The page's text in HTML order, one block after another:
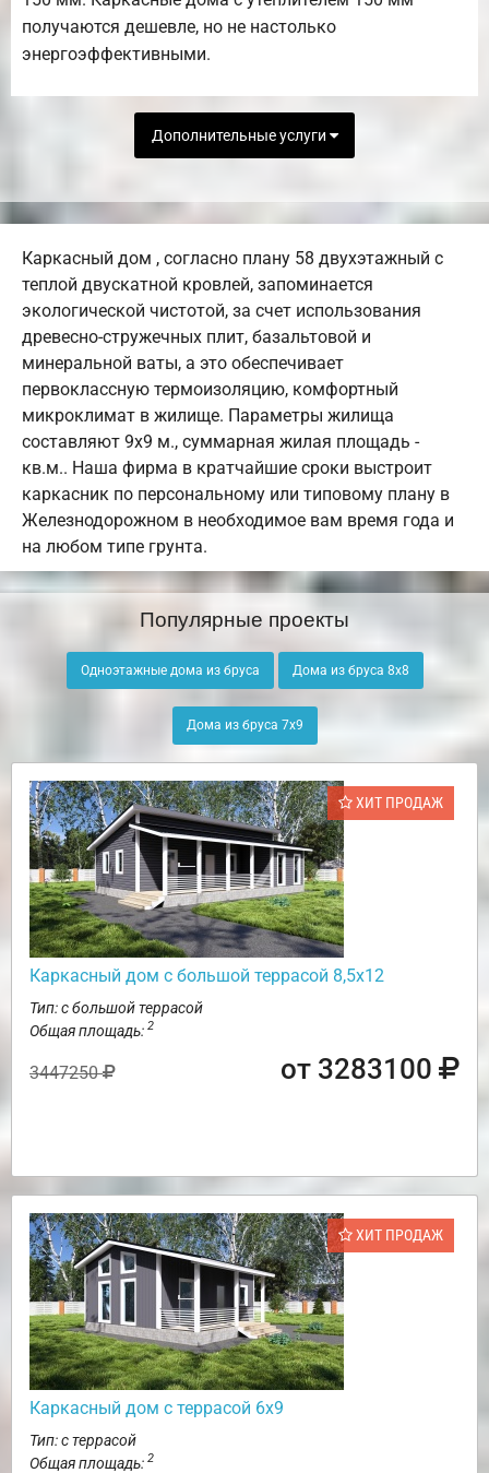
получаются дешевле, но не настолько
энергоэффективными.
Дополнительные услуги
Каркасный дом , согласно плану 58 двухэтажный с
теплой двускатной кровлей, запоминается
экологической чистотой, за счет использования
древесно-стружечных плит, базальтовой и
минеральной ваты, а это обеспечивает
первоклассную термоизоляцию, комфортный
микроклимат в жилище. Параметры жилища
составляют 9х9 м., суммарная жилая площадь -
кв.м.. Наша фирма в кратчайшие сроки выстроит
каркасник по персональному или типовому плану в
Железнодорожном в необходимое вам время года и
на любом типе грунта.
Популярные проекты
Одноэтажные дома из бруса Дома из бруса 8х8
Дома из бруса 7х9
ХИТ ПРОДАЖ
Каркасный дом с большой террасой 8,5х12
Тип: с большой террасой
Общая площадь: 2
3447250 от 3283100
ХИТ ПРОДАЖ
Каркасный дом с террасой 6х9
Тип: с террасой
Общая площадь: 2